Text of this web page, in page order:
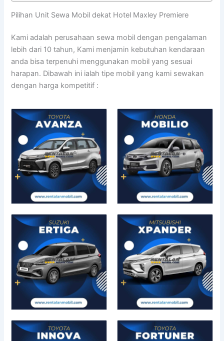
Pilihan Unit Sewa Mobil dekat Hotel Maxley Premiere
Kami adalah perusahaan sewa mobil dengan pengalaman
lebih dari 10 tahun, Kami menjamin kebutuhan kendaraan
anda bisa terpenuhi menggunakan mobil yang sesuai
harapan. Dibawah ini ialah tipe mobil yang kami sewakan
dengan harga kompetitif :